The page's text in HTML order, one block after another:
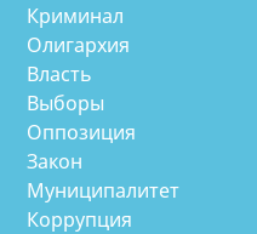
Криминал
Олигархия
Власть
Выборы
Оппозиция
Закон
Муниципалитет
Коррупция